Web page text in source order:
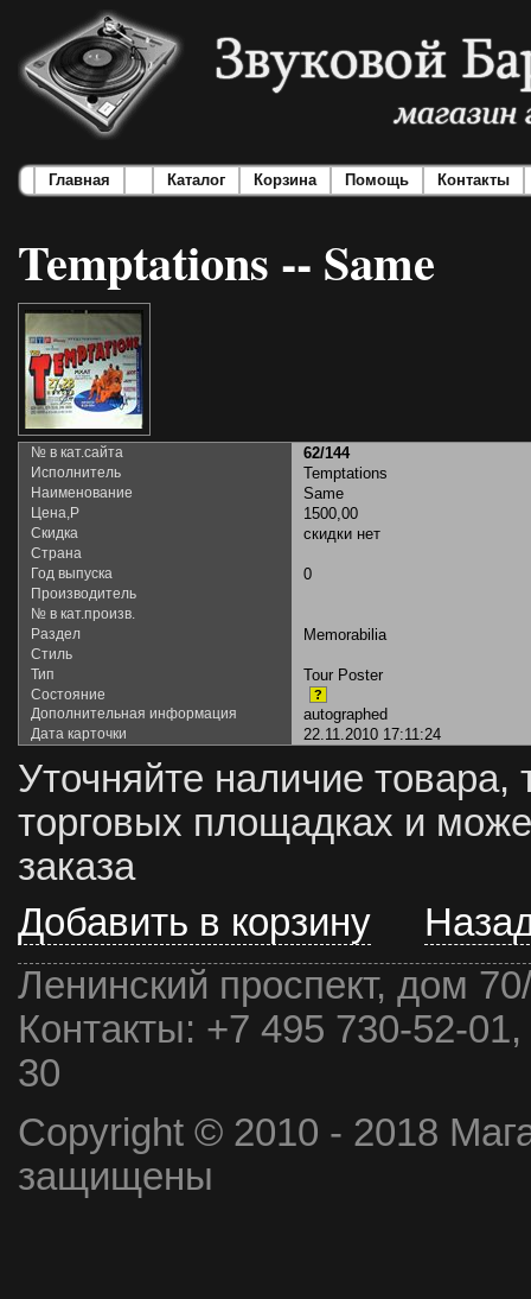
Главная Каталог Корзина Помощь Контакты
Temptations -- Same
№ в кат.сайта 62/144
Исполнитель Temptations
Наименование Same
Цена,Р 1500,00
Скидка скидки нет
Страна
Год выпуска
0
Производитель
№ в кат.произв.
Раздел
Memorabilia
Стиль
Тип
Tour Poster
Состояние ?
Дополнительная информация autographed
Дата карточки 22.11.2010 17:11:24
Уточняйте наличие товара,
торговых площадках и
заказа
Добавить в корзину
Ленинский проспект, дом
Контакты: +7 495 730-52-
30
Copyright © 2010 - 2018
защищены